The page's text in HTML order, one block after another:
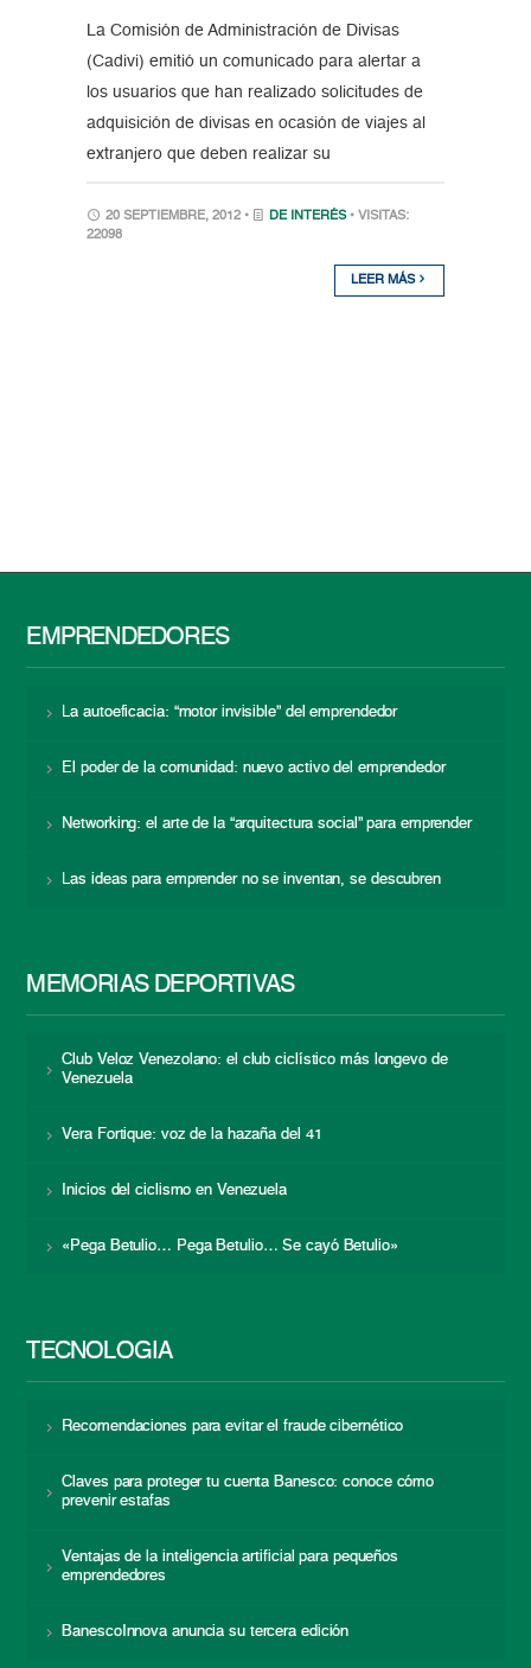
La Comisión de Administración de Divisas
(Cadivi) emitió un comunicado para alertar a
los usuarios que han realizado solicitudes de
adquisición de divisas en ocasión de viajes al
extranjero que deben realizar su
20 SEPTIEMBRE, 2012 • DE INTERÉS • VISITAS:
22098
LEER MÁS
EMPRENDEDORES
La autoeficacia: “motor invisible” del emprendedor
El poder de la comunidad: nuevo activo del emprendedor
Networking: el arte de la “arquitectura social” para emprender
Las ideas para emprender no se inventan, se descubren
MEMORIAS DEPORTIVAS
Club Veloz Venezolano: el club ciclístico más longevo de
Venezuela
Vera Fortique: voz de la hazaña del 41
Inicios del ciclismo en Venezuela
«Pega Betulio… Pega Betulio… Se cayó Betulio»
TECNOLOGÍA
Recomendaciones para evitar el fraude cibernético
Claves para proteger tu cuenta Banesco: conoce cómo
prevenir estafas
Ventajas de la inteligencia artificial para pequeños
emprendedores
BanescoInnova anuncia su tercera edición